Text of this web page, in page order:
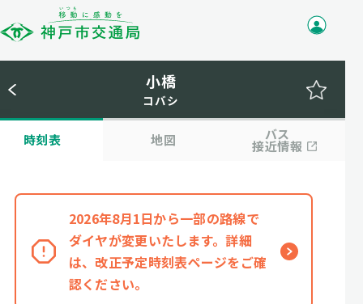
小橋
コバシ
時刻表 地図 バス
接近情報
2026年8月1日から一部の路線で
ダイヤが変更いたします。詳細
は、改正予定時刻表ページをご確
認ください。